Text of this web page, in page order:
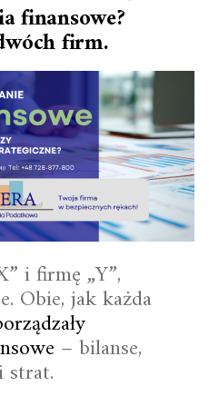
finansowe?
firm.
i firmę „Y”,
Obie, jak każda
– bilanse,
strat.